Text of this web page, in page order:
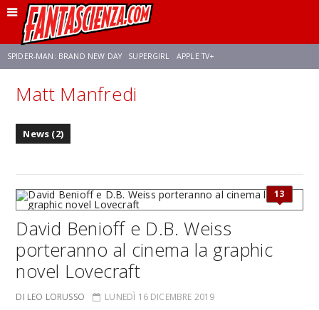
SPIDER-MAN: BRAND NEW DAY SUPERGIRL APPLE TV+
FRANCO RICCIARDIELLO ZENDAYA
Matt Manfredi
News (2)
13
David Benioff e D.B. Weiss
porteranno al cinema la graphic
novel Lovecraft
DI LEO LORUSSO LUNEDÌ 16 DICEMBRE 2019